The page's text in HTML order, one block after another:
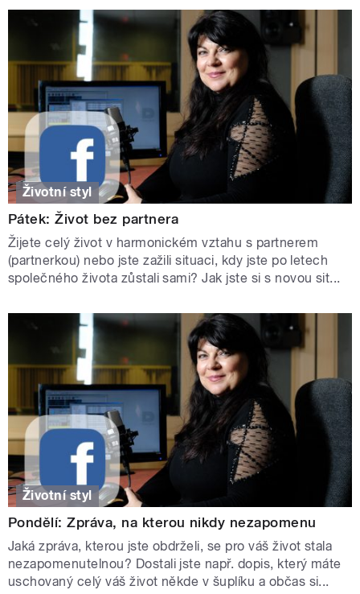
Životní styl
Pátek: Život bez partnera
Žijete celý život v harmonickém vztahu s partnerem
(partnerkou) nebo jste zažili situaci, kdy jste po letech
společného života zůstali sami? Jak jste si s novou sit...
Životní styl
Pondělí: Zpráva, na kterou nikdy nezapomenu
Jaká zpráva, kterou jste obdrželi, se pro váš život stala
nezapomenutelnou? Dostali jste např. dopis, který máte
uschovaný celý váš život někde v šuplíku a občas si...